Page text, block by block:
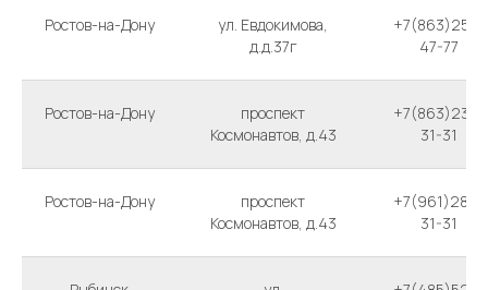
Ростов-на-Дону
ул. Евдокимова,
д.д.37г
+7(863)250-
47-77
Ростов-на-Дону
проспект
Космонавтов, д.43
+7(863)230-
31-31
Ростов-на-Дону
проспект
Космонавтов, д.43
+7(961)280-
31-31